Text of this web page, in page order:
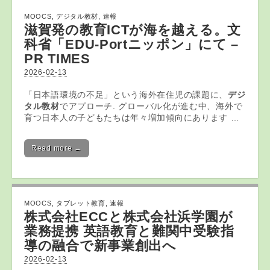
MOOCS デジタル教材 速報
滋賀発の教育ICTが海を越える。文
科省「EDU-Portニッポン」にて –
PR TIMES
2026-02-13
「日本語環境の不足」という海外在住児の課題に、デジ
タル教材でアプローチ. グローバル化が進む中、海外で
育つ日本人の子どもたちは年々増加傾向にあります …
Read more →
MOOCS タブレット教育 ,速報
株式会社ECCと株式会社浜学園が
業務提携 英語教育と難関中受験指
導の融合で新事業創出へ
2026-02-13